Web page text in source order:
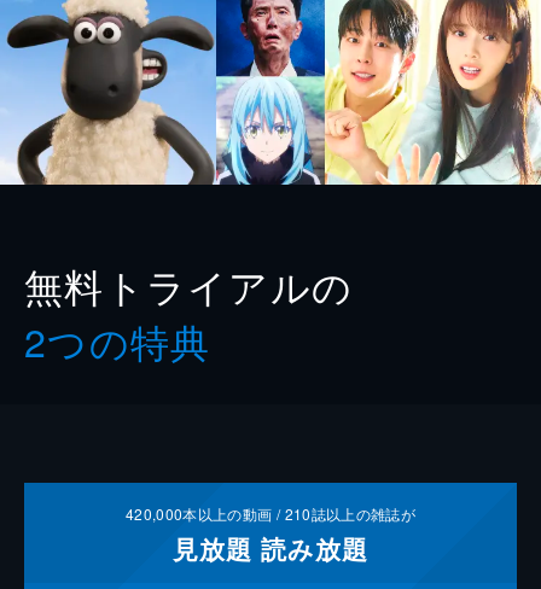
無料トライアルの
2つの特典
420,000本以上の動画 /210誌以上の雑誌が
見放題 読み放題